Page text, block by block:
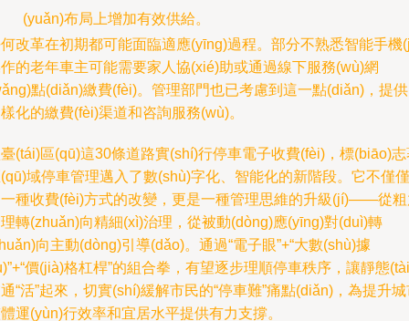
(yuǎn)布局上增加有效供給。
改革在初期都可能面臨適應(yīng)過程。部分不熟悉智能手機
的老年車主可能需要家人協(xié)助或通過線下服務(wù)網
點(diǎn)繳費(fèi)。管理部門也已考慮到這一點(diǎn)，提
化的繳費(fèi)渠道和咨詢服務(wù)。
(tái)區(qū)這30條道路實(shí)行停車電子收費(fèi)，標(biāo)志
域停車管理邁入了數(shù)字化、智能化的新階段。它不僅僅
種收費(fèi)方式的改變，更是一種管理思維的升級(jí)——從
轉(zhuǎn)向精細(xì)治理，從被動(dòng)應(yīng)對(duì)轉
向主動(dòng)引導(dǎo)。通過“電子眼”+“大數(shù)據
價(jià)格杠桿”的組合拳，有望逐步理順停車秩序，讓靜態
“活”起來，切實(shí)緩解市民的“停車難”痛點(diǎn)，為提升
運(yùn)行效率和宜居水平提供有力支撐。